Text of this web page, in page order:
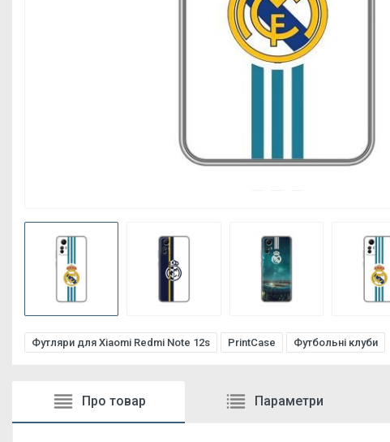
Футляри для Xiaomi Redmi Note 12s PrintCase Футбольні клуби
Про товар Параметри